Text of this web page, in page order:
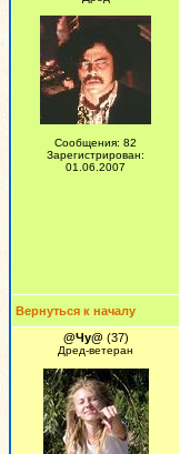
Сообщения: 82
Зарегистрирован:
01.06.2007
Вернуться к началу
@Чу@ (37)
Дред-ветеран